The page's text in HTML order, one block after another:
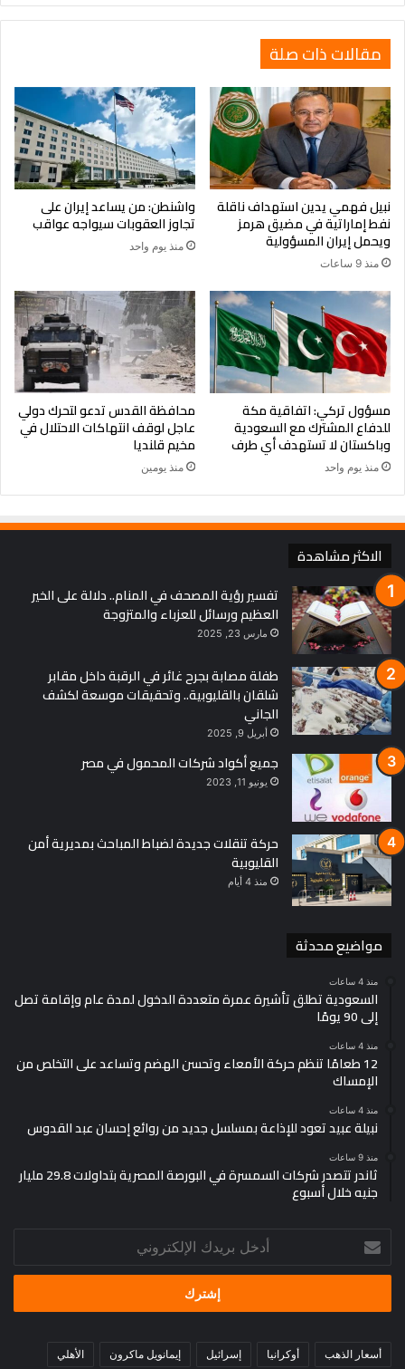
مقالات ذات صلة
نبيل فهمي يدين استهداف ناقلة
نفط إماراتية في مضيق هرمز
ويحمل إيران المسؤولية
منذ 9 ساعات
واشنطن: من يساعد إيران على
تجاوز العقوبات سيواجه عواقب
منذ يوم واحد
مسؤول تركي: اتفاقية مكة
للدفاع المشترك مع السعودية
وباكستان لا تستهدف أي طرف
منذ يوم واحد
محافظة القدس تدعو لتحرك دولي
عاجل لوقف انتهاكات الاحتلال في
مخيم قلنديا
منذ يومين
الاكثر مشاهدة
تفسير رؤية المصحف في المنام.. دلالة على الخير
العظيم ورسائل للعزباء والمتزوجة
مارس 23, 2025
طفلة مصابة بجرح غائر في الرقبة داخل مقابر
شلقان بالقليوبية.. وتحقيقات موسعة لكشف
الجاني
أبريل 9, 2025
جميع أكواد شركات المحمول في مصر
يونيو 11, 2023
حركة تنقلات جديدة لضباط المباحث بمديرية أمن
القليوبية
منذ 4 أيام
مواضيع محدثة
منذ 4 ساعات
السعودية تطلق تأشيرة عمرة متعددة الدخول لمدة عام وإقامة تصل
إلى 90 يومًا
منذ 4 ساعات
12 طعامًا تنظم حركة الأمعاء وتحسن الهضم وتساعد على التخلص من
الإمساك
منذ 4 ساعات
نبيلة عبيد تعود للإذاعة بمسلسل جديد من روائع إحسان عبد القدوس
منذ 9 ساعات
ثاندر تتصدر شركات السمسرة في البورصة المصرية بتداولات 29.8 مليار
جنيه خلال أسبوع
بريدك
الإلكتروني
أسعار الذهب أوكرانيا إسرائيل إيمانويل ماكرون الأهلي